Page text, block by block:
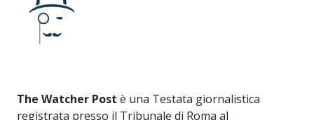
The Watcher Post è una Testata giornalistica
registrata presso il Tribunale di Roma al